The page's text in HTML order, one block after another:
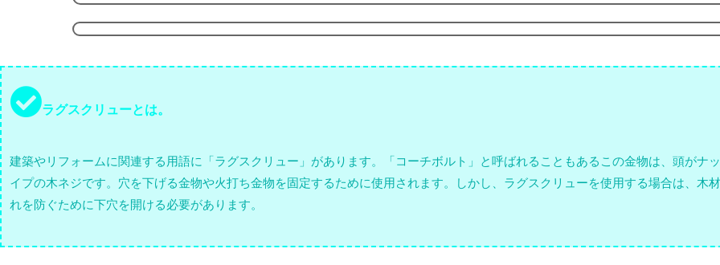
ラグスクリューとは。
建築やリフォームに関連する用語に「ラグスクリュー」があります。「コーチボルト」と呼ばれることもあるこの金物は、頭がナ
イプの木ネジです。穴を下げる金物や火打ち金物を固定するために使用されます。しかし、ラグスクリューを使用する場合は、木
れを防ぐために下穴を開ける必要があります。